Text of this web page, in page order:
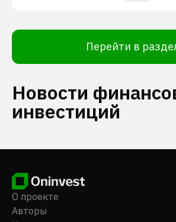
Перейти в
Новости
инвестиций
О проекте
Авторы